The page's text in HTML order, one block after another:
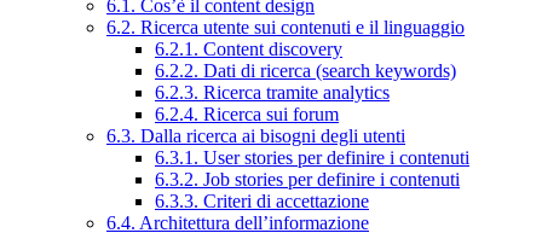
6.1. Cos’è il content design
6.2. Ricerca utente sui contenuti e il linguaggio
6.2.1. Content discovery
6.2.2. Dati di ricerca (search keywords)
6.2.3. Ricerca tramite analytics
6.2.4. Ricerca sui forum
6.3. Dalla ricerca ai bisogni degli utenti
6.3.1. User stories per definire i contenuti
6.3.2. Job stories per definire i contenuti
6.3.3. Criteri di accettazione
6.4. Architettura dell’informazione